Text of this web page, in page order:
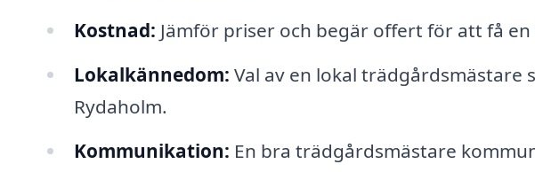
Kostnad: Jämför priser och begär offert för att få
Lokalkännedom: Val av en lokal
Rydaholm.
Kommunikation: En bra trädgårdsmästare